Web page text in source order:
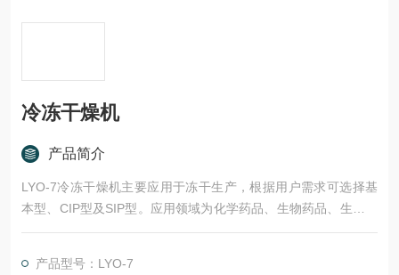
冷冻干燥机
产品简介
LYO-7冷冻干燥机主要应用于冻干生产，根据用户需求可选择基
本型、CIP型及SIP型。应用领域为化学药品、生物药品、生物制
剂、中药品、保健品、高级食品、调味品、饲料添加剂，工业特
产品型号：LYO-7